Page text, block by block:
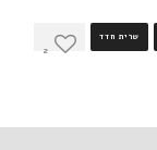
שרית חדד
2